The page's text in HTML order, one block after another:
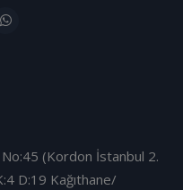
(Kordon İstanbul 2.
D:19 Kağıthane/